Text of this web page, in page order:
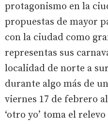
protagonismo en la
propuestas de mayor
con la ciudad como
representas sus
localidad de norte a
durante algo más de
viernes 17 de febrero
‘otro yo’ toma el